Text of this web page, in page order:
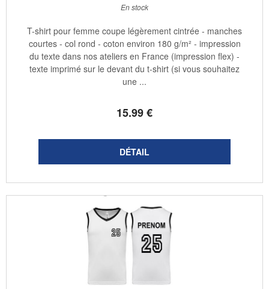
15.99€
En stock
T-shirt pour femme coupe légèrement cintrée - manches
courtes - col rond - coton environ 180 g/m² - impression
du texte dans nos ateliers en France (impression flex) -
texte imprimé sur le devant du t-shirt (si vous souhaitez
une ...